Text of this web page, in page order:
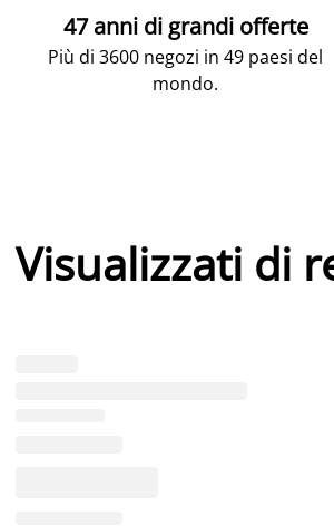
47 anni di grandi offerte
Più di 3600 negozi in 49 paesi del
mondo.
Visualizzati di